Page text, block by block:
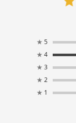
★ 5
★ 4
★ 3
★ 2
★ 1